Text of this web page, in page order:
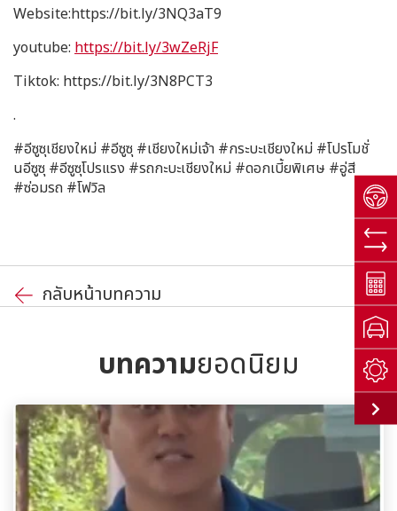
Website:https://bit.ly/3NQ3aT9
youtube: https://bit.ly/3wZeRjF
Tiktok: https://bit.ly/3N8PCT3
.
#อีซูซุเชียงใหม่ #อีซูซุ #เชียงใหม่เจ้า #กระบะเชียงใหม่ #โปรโมชั่
นอีซูซุ #อีซูซุโปรแรง #รถกะบะเชียงใหม่ #ดอกเบี้ยพิเศษ #อู่สี
#ซ่อมรถ #โฟวิล
กลับหน้าบทความ
บทความยอดนิยม